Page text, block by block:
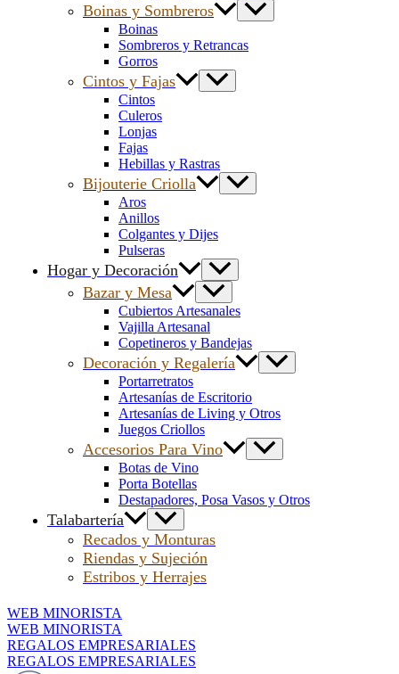
Boinas y Sombreros
Boinas
Sombreros y Retrancas
Gorros
Cintos y Fajas
Cintos
Culeros
Lonjas
Fajas
Hebillas y Rastras
Bijouterie Criolla
Aros
Anillos
Colgantes y Dijes
Pulseras
Hogar y Decoración
Bazar y Mesa
Cubiertos Artesanales
Vajilla Artesanal
Copetineros y Bandejas
Decoración y Regalería
Portarretratos
Artesanías de Escritorio
Artesanías de Living y Otros
Juegos Criollos
Accesorios Para Vino
Botas de Vino
Porta Botellas
Destapadores, Posa Vasos y Otros
Talabartería
Recados y Monturas
Riendas y Sujeción
Estribos y Herrajes
WEB MINORISTA
WEB MINORISTA
REGALOS EMPRESARIALES
REGALOS EMPRESARIALES